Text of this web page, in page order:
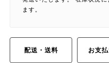
ます。
配送・送料 お支